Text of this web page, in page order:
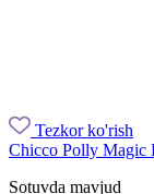
Tezkor ko'rish
Chicco Polly Magic
Sotuvda mavjud